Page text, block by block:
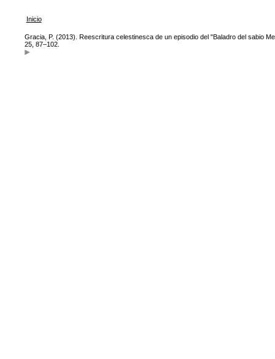
Inicio
Gracia, P. (2013). Reescritura celestinesca de un episodio del "Baladro del sabio
25, 87–102.